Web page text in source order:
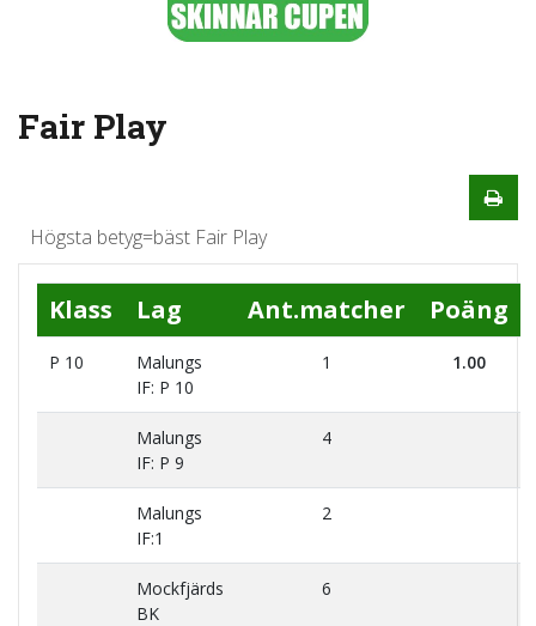
Fair Play
Högsta betyg=bäst Fair Play
Klass Lag Ant.matcher Poäng
P 10
Malungs
IF: P 10
1 1.00
Malungs
IF: P 9
4
Malungs
IF:1
2
Mockfjärds
BK
6